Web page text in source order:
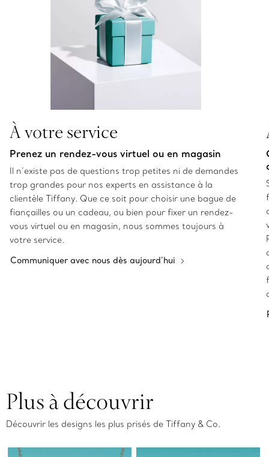
À votre service
Prenez un rendez-vous virtuel ou en magasin
Il n’existe pas de questions trop petites ni de demandes
trop grandes pour nos experts en assistance à la
clientèle Tiffany. Que ce soit pour choisir une bague de
fiançailles ou un cadeau, ou bien pour fixer un rendez-
vous virtuel ou en magasin, nous sommes toujours à
votre service.
Communiquer avec nous dès aujourd’hui
Plus à découvrir
Découvrir les designs les plus prisés de Tiffany & Co.